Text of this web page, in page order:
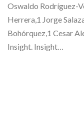
Oswaldo Rodríguez-
Herrera,1 Jorge
Bohórquez,1 Cesar
Insight. Insight…